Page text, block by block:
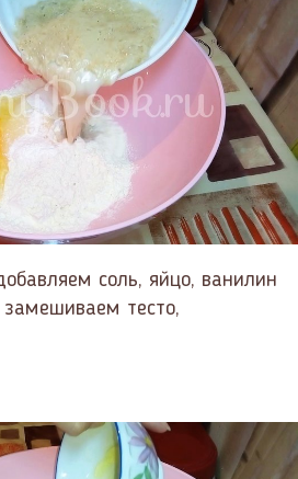
соль, яйцо, ванилин
тесто,